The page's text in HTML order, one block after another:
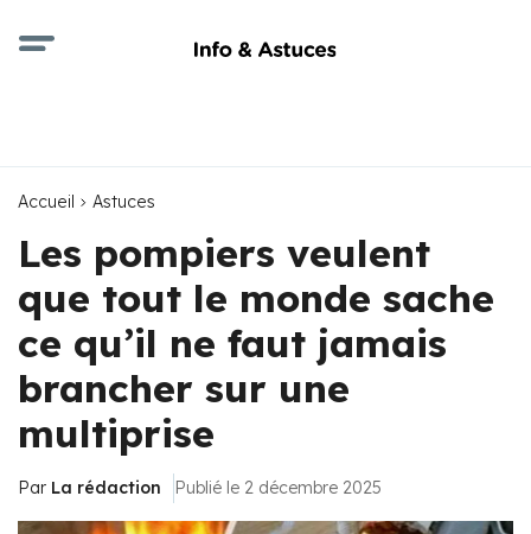
Accueil Astuces
Les pompiers veulent
que tout le monde sache
ce qu’il ne faut jamais
brancher sur une
multiprise
Par La rédaction Publié le 2 décembre 2025